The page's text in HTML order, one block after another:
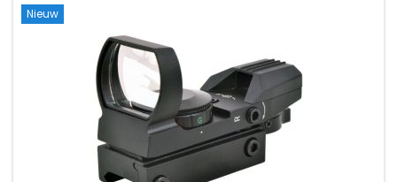
Nieuw